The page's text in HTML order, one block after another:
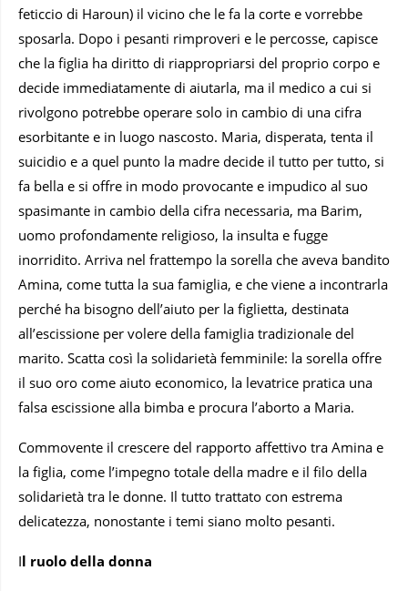
feticcio di Haroun) il vicino che le fa la corte e vorrebbe
sposarla. Dopo i pesanti rimproveri e le percosse, capisce
che la figlia ha diritto di riappropriarsi del proprio corpo e
decide immediatamente di aiutarla, ma il medico a cui si
rivolgono potrebbe operare solo in cambio di una cifra
esorbitante e in luogo nascosto. Maria, disperata, tenta il
suicidio e a quel punto la madre decide il tutto per tutto, si
fa bella e si offre in modo provocante e impudico al suo
spasimante in cambio della cifra necessaria, ma Barim,
uomo profondamente religioso, la insulta e fugge
inorridito. Arriva nel frattempo la sorella che aveva bandito
Amina, come tutta la sua famiglia, e che viene a incontrarla
perché ha bisogno dell’aiuto per la figlietta, destinata
all’escissione per volere della famiglia tradizionale del
marito. Scatta così la solidarietà femminile: la sorella offre
il suo oro come aiuto economico, la levatrice pratica una
falsa escissione alla bimba e procura l’aborto a Maria.
Commovente il crescere del rapporto affettivo tra Amina e
la figlia, come l’impegno totale della madre e il filo della
solidarietà tra le donne. Il tutto trattato con estrema
delicatezza, nonostante i temi siano molto pesanti.
Il ruolo della donna